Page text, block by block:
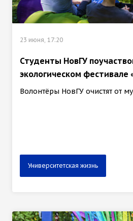
23 июня, 17:20
Студенты НовГУ
экологическом фестивале
Волонтёры НовГУ очистят от
Университетская жизнь